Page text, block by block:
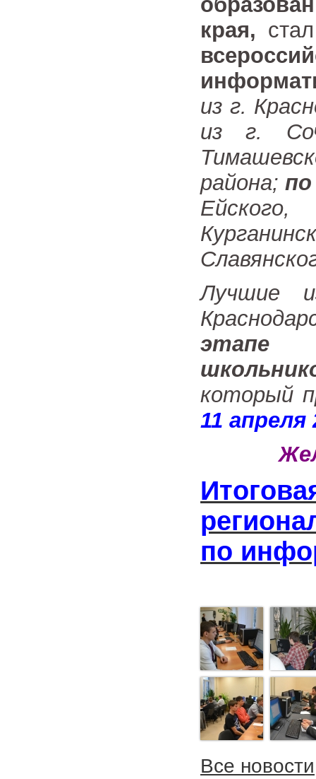
края,
из г.
из г.
района;
Лучшие
этапе
который
11 апреля
по
Все новости